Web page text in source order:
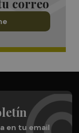
correo
en tu email